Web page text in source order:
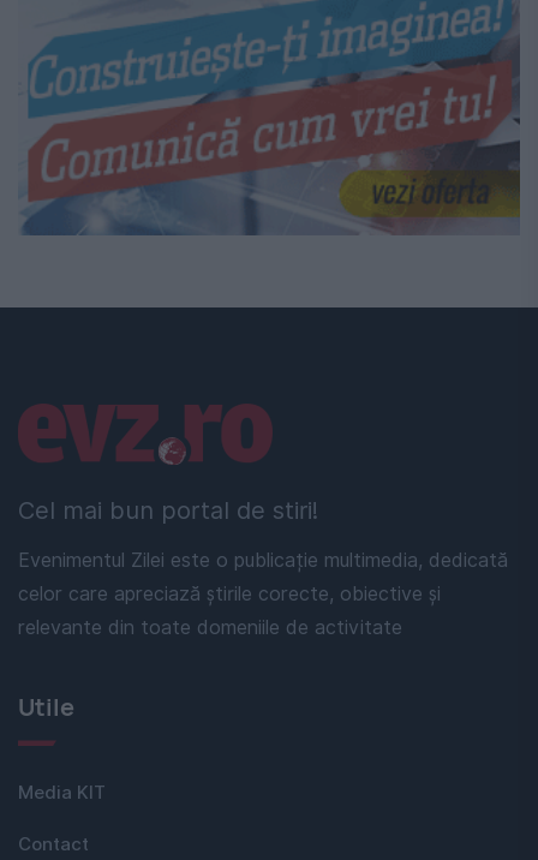
Cel mai bun portal de stiri!
Evenimentul Zilei este o publicație multimedia, dedicată
celor care apreciază știrile corecte, obiective și
relevante din toate domeniile de activitate
Linkuri utile
Utile
Media KIT
Contact